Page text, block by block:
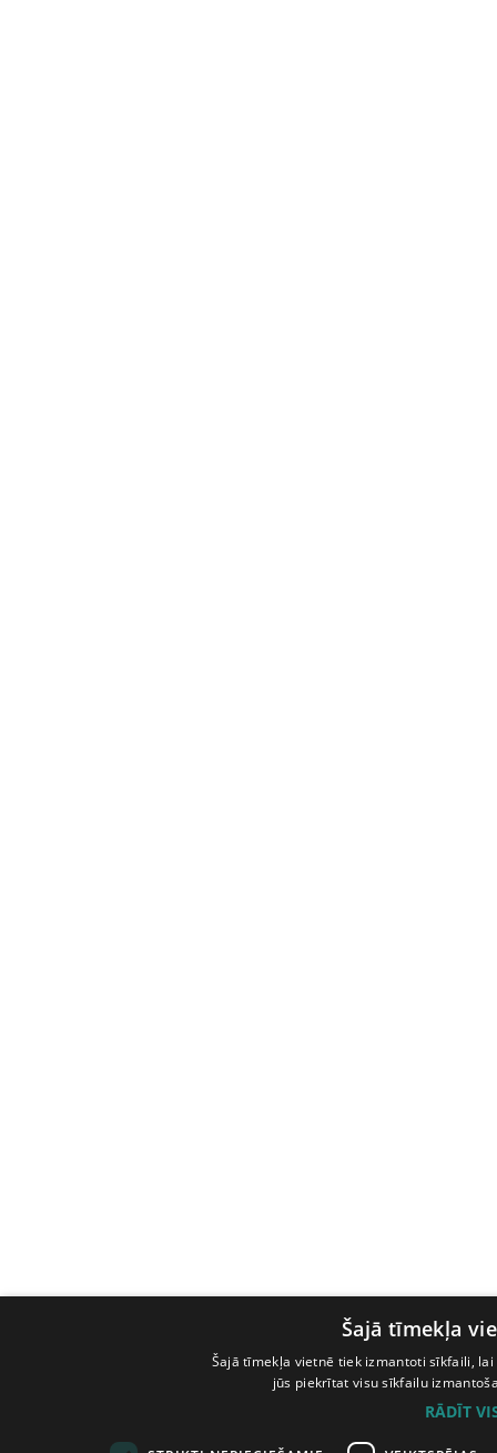
Šajā tīmekļa
Šajā tīmekļa vietnē tiek izmantoti sīkfaili,
jūs piekrītat visu sīkfailu
RĀDĪT